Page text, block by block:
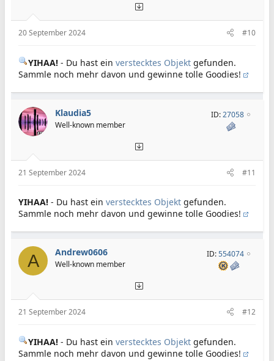
20 September 2024 #10
YIHAA! - Du hast ein verstecktes Objekt gefunden.
Sammle noch mehr davon und gewinne tolle Goodies!
Klaudia5
Well-known member
ID:27058
21 September 2024 #11
YIHAA! - Du hast ein verstecktes Objekt gefunden.
Sammle noch mehr davon und gewinne tolle Goodies!
A Andrew0606
Well-known member
ID:554074
21 September 2024 #12
YIHAA! - Du hast ein verstecktes Objekt gefunden.
Sammle noch mehr davon und gewinne tolle Goodies!